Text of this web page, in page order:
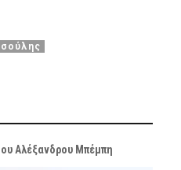
Αλέξανδρου Μπέμπη